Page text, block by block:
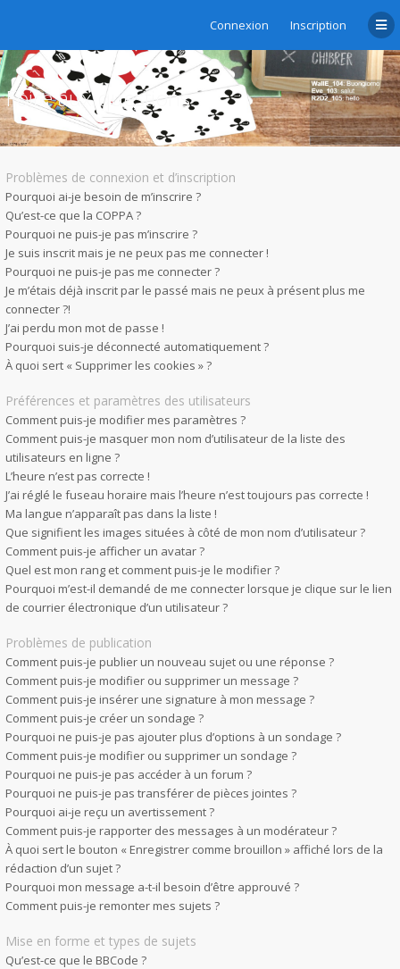
Connexion Inscription
Foire aux questions
Problèmes de connexion et d’inscription
Pourquoi ai-je besoin de m’inscrire ?
Qu’est-ce que la COPPA ?
Pourquoi ne puis-je pas m’inscrire ?
Je suis inscrit mais je ne peux pas me connecter !
Pourquoi ne puis-je pas me connecter ?
Je m’étais déjà inscrit par le passé mais ne peux à présent plus me
connecter ?!
J’ai perdu mon mot de passe !
Pourquoi suis-je déconnecté automatiquement ?
À quoi sert « Supprimer les cookies » ?
Préférences et paramètres des utilisateurs
Comment puis-je modifier mes paramètres ?
Comment puis-je masquer mon nom d’utilisateur de la liste des
utilisateurs en ligne ?
L’heure n’est pas correcte !
J’ai réglé le fuseau horaire mais l’heure n’est toujours pas correcte !
Ma langue n’apparaît pas dans la liste !
Que signifient les images situées à côté de mon nom d’utilisateur ?
Comment puis-je afficher un avatar ?
Quel est mon rang et comment puis-je le modifier ?
Pourquoi m’est-il demandé de me connecter lorsque je clique sur le lien
de courrier électronique d’un utilisateur ?
Problèmes de publication
Comment puis-je publier un nouveau sujet ou une réponse ?
Comment puis-je modifier ou supprimer un message ?
Comment puis-je insérer une signature à mon message ?
Comment puis-je créer un sondage ?
Pourquoi ne puis-je pas ajouter plus d’options à un sondage ?
Comment puis-je modifier ou supprimer un sondage ?
Pourquoi ne puis-je pas accéder à un forum ?
Pourquoi ne puis-je pas transférer de pièces jointes ?
Pourquoi ai-je reçu un avertissement ?
Comment puis-je rapporter des messages à un modérateur ?
À quoi sert le bouton « Enregistrer comme brouillon » affiché lors de la
rédaction d’un sujet ?
Pourquoi mon message a-t-il besoin d’être approuvé ?
Comment puis-je remonter mes sujets ?
Mise en forme et types de sujets
Qu’est-ce que le BBCode ?